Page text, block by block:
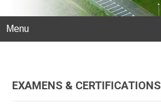
Menu
EXAMENS & CERTIFICATIONS